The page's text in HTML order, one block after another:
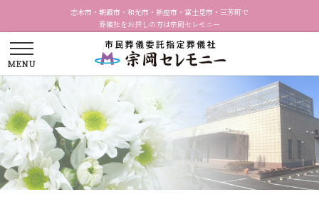
志木市・朝霞市・和光市・新座市・富士見市・三芳町で
葬儀社をお探しの方は宗岡セレモニー